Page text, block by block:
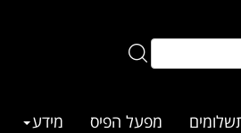
מפעל הפיס מידע